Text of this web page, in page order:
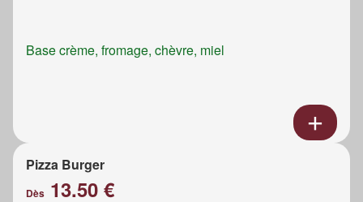
Base crème, fromage, chèvre, miel
Pizza Burger
Dès 13.50 €